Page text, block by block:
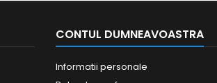
CONTUL DUMNEAVOASTRA
Informatii personale